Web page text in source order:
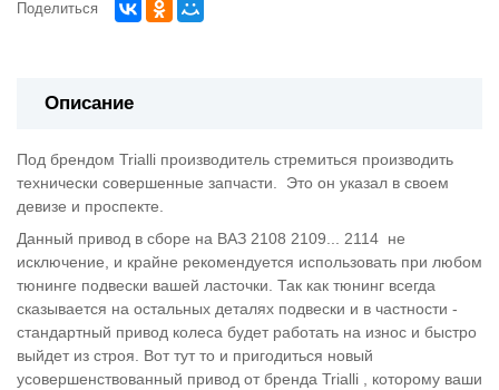
Поделиться
Описание
Под брендом Trialli производитель стремиться производить
технически совершенные запчасти. Это он указал в своем
девизе и проспекте.
Данный привод в сборе на ВАЗ 2108 2109... 2114 не
исключение, и крайне рекомендуется использовать при любом
тюнинге подвески вашей ласточки. Так как тюнинг всегда
сказывается на остальных деталях подвески и в частности -
стандартный привод колеса будет работать на износ и быстро
выйдет из строя. Вот тут то и пригодиться новый
усовершенствованный привод от бренда Trialli , которому ваши